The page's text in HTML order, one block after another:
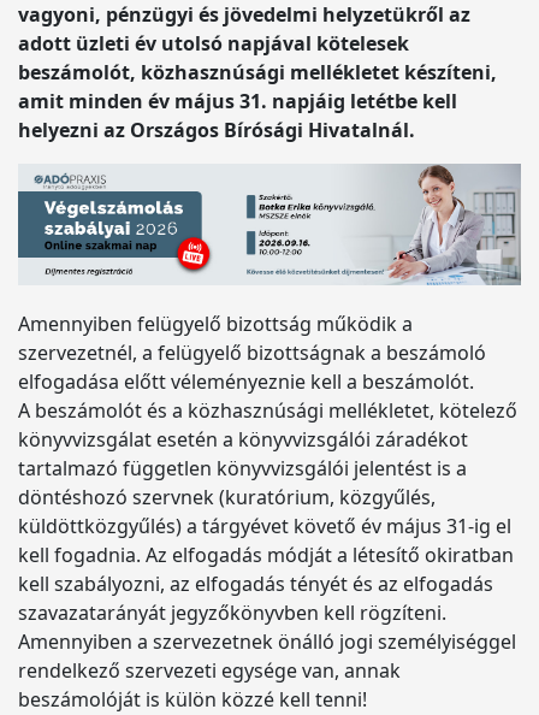
vagyoni, pénzügyi és jövedelmi helyzetükről az
adott üzleti év utolsó napjával kötelesek
beszámolót, közhasznúsági mellékletet készíteni,
amit minden év május 31. napjáig letétbe kell
helyezni az Országos Bírósági Hivatalnál.
Amennyiben felügyelő bizottság működik a
szervezetnél, a felügyelő bizottságnak a beszámoló
elfogadása előtt véleményeznie kell a beszámolót.
A beszámolót és a közhasznúsági mellékletet, kötelező
könyvvizsgálat esetén a könyvvizsgálói záradékot
tartalmazó független könyvvizsgálói jelentést is a
döntéshozó szervnek (kuratórium, közgyűlés,
küldöttközgyűlés) a tárgyévet követő év május 31-ig el
kell fogadnia. Az elfogadás módját a létesítő okiratban
kell szabályozni, az elfogadás tényét és az elfogadás
szavazatarányát jegyzőkönyvben kell rögzíteni.
Amennyiben a szervezetnek önálló jogi személyiséggel
rendelkező szervezeti egysége van, annak
beszámolóját is külön közzé kell tenni!